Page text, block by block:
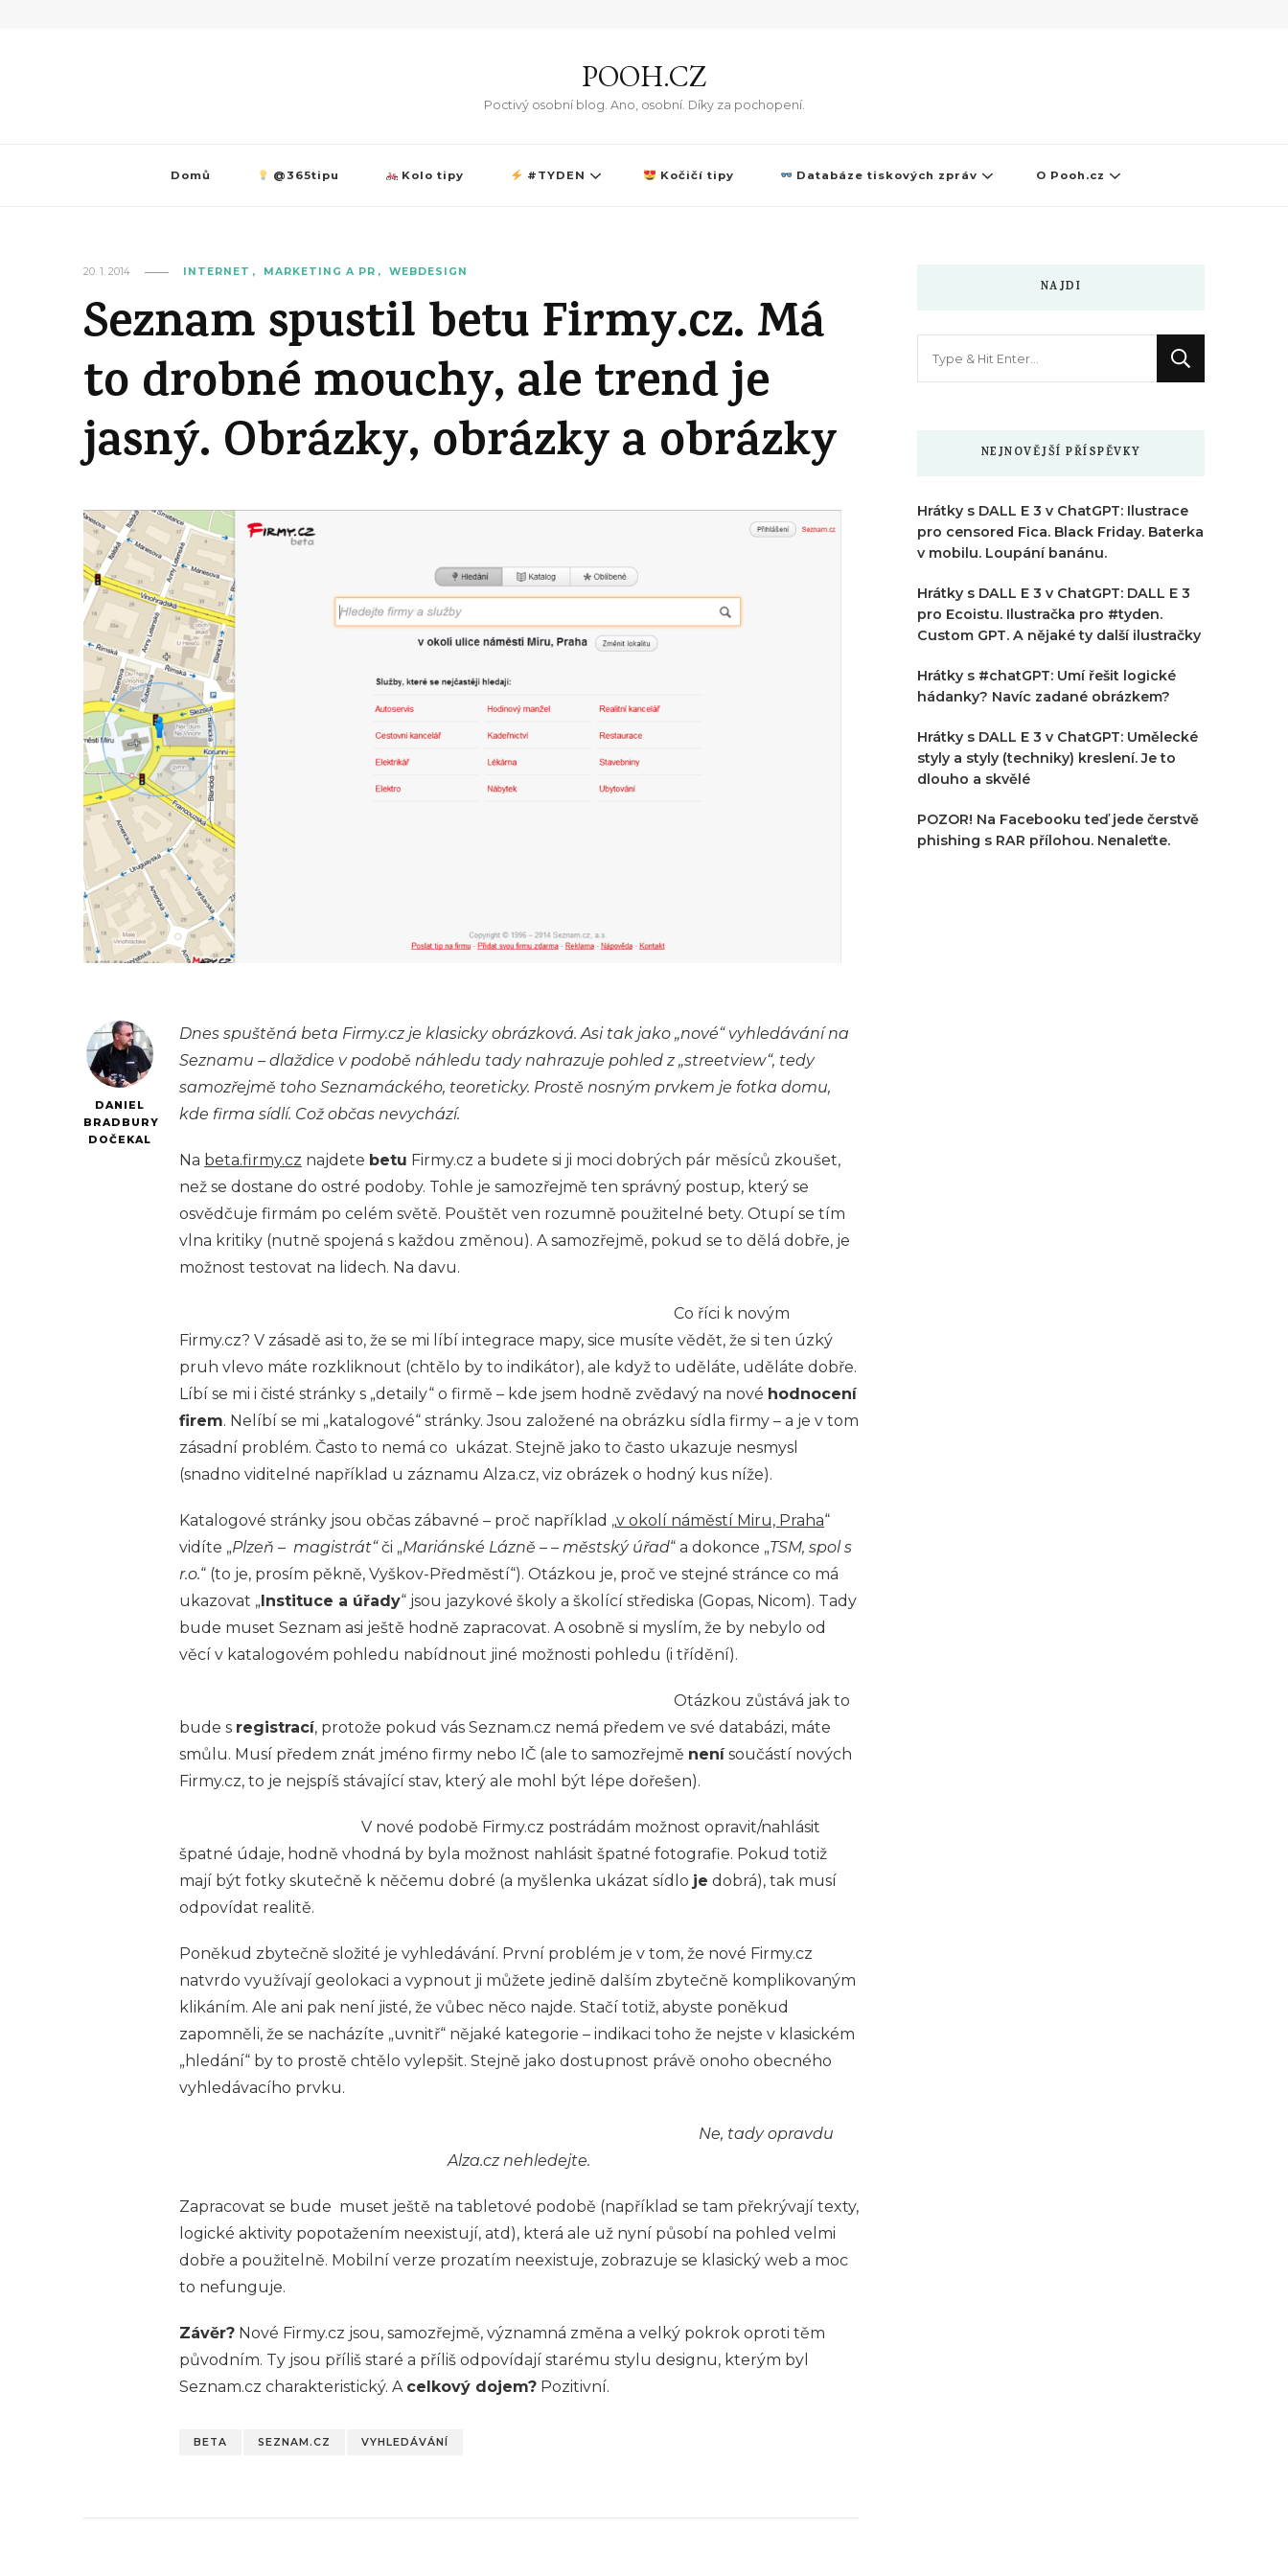
POOH.CZ
Poctivý osobní blog. Ano, osobní. Díky za pochopení.
Domů @365tipu Kolo tipy #TYDEN Kočičí tipy Databáze tiskových zpráv O Pooh.cz
20. 1. 2014 INTERNET MARKETING A PR WEBDESIGN
Seznam spustil betu Firmy.cz. Má
to drobné mouchy, ale trend je
jasný. Obrázky, obrázky a obrázky
DANIEL
BRADBURY
DOČEKAL
Dnes spuštěná beta Firmy.cz je klasicky obrázková. Asi tak jako „nové“ vyhledávání na
Seznamu – dlaždice v podobě náhledu tady nahrazuje pohled z „streetview“, tedy
samozřejmě toho Seznamáckého, teoreticky. Prostě nosným prvkem je fotka domu,
kde firma sídlí. Což občas nevychází.
Na beta.firmy.cz najdete betu Firmy.cz a budete si ji moci dobrých pár měsíců zkoušet,
než se dostane do ostré podoby. Tohle je samozřejmě ten správný postup, který se
osvědčuje firmám po celém světě. Pouštět ven rozumně použitelné bety. Otupí se tím
vlna kritiky (nutně spojená s každou změnou). A samozřejmě, pokud se to dělá dobře, je
možnost testovat na lidech. Na davu.
Co říci k novým
Firmy.cz? V zásadě asi to, že se mi líbí integrace mapy, sice musíte vědět, že si ten úzký
pruh vlevo máte rozkliknout (chtělo by to indikátor), ale když to uděláte, uděláte dobře.
Líbí se mi i čisté stránky s „detaily“ o firmě – kde jsem hodně zvědavý na nové hodnocení
firem. Nelíbí se mi „katalogové“ stránky. Jsou založené na obrázku sídla firmy – a je v tom
zásadní problém. Často to nemá co ukázat. Stejně jako to často ukazuje nesmysl
(snadno viditelné například u záznamu Alza.cz, viz obrázek o hodný kus níže).
Katalogové stránky jsou občas zábavné – proč například „v okolí náměstí Miru, Praha“
vidíte „Plzeň – magistrát“či „Mariánské Lázně – – městský úřad“ a dokonce „TSM, spol s
r.o.“ (to je, prosím pěkně, Vyškov-Předměstí“). Otázkou je, proč ve stejné stránce co má
ukazovat „Instituce a úřady“ jsou jazykové školy a školící střediska (Gopas, Nicom). Tady
bude muset Seznam asi ještě hodně zapracovat. A osobně si myslím, že by nebylo od
věcí v katalogovém pohledu nabídnout jiné možnosti pohledu (i třídění).
Otázkou zůstává jak to
bude s registrací, protože pokud vás Seznam.cz nemá předem ve své databázi, máte
smůlu. Musí předem znát jméno firmy nebo IČ (ale to samozřejmě nenísoučástí nových
Firmy.cz, to je nejspíš stávající stav, který ale mohl být lépe dořešen).
V nové podobě Firmy.cz postrádám možnost opravit/nahlásit
špatné údaje, hodně vhodná by byla možnost nahlásit špatné fotografie. Pokud totiž
mají být fotky skutečně k něčemu dobré (a myšlenka ukázat sídlo je dobrá), tak musí
odpovídat realitě.
Poněkud zbytečně složité je vyhledávání. První problém je v tom, že nové Firmy.cz
natvrdo využívají geolokaci a vypnout ji můžete jedině dalším zbytečně komplikovaným
klikáním. Ale ani pak není jisté, že vůbec něco najde. Stačí totiž, abyste poněkud
zapomněli, že se nacházíte „uvnitř“ nějaké kategorie – indikaci toho že nejste v klasickém
„hledání“ by to prostě chtělo vylepšit. Stejně jako dostupnost právě onoho obecného
vyhledávacího prvku.
Ne, tady opravdu
Alza.cz nehledejte.
Zapracovat se bude muset ještě na tabletové podobě (například se tam překrývají texty,
logické aktivity popotažením neexistují, atd), která ale už nyní působí na pohled velmi
dobře a použitelně. Mobilní verze prozatím neexistuje, zobrazuje se klasický web a moc
to nefunguje.
Závěr? Nové Firmy.cz jsou, samozřejmě, významná změna a velký pokrok oproti těm
původním. Ty jsou příliš staré a příliš odpovídají starému stylu designu, kterým byl
Seznam.cz charakteristický. A celkový dojem? Pozitivní.
BETA SEZNAM.CZ VYHLEDÁVÁNÍ
NAJDI
NEJNOVĚJŠÍ PŘÍSPĚVKY
Hrátky s DALL E 3 v ChatGPT: Ilustrace
pro censored Fica. Black Friday. Baterka
v mobilu. Loupání banánu.
Hrátky s DALL E 3 v ChatGPT: DALL E 3
pro Ecoistu. Ilustračka pro #tyden.
Custom GPT. A nějaké ty další ilustračky
Hrátky s #chatGPT: Umí řešit logické
hádanky? Navíc zadané obrázkem?
Hrátky s DALL E 3 v ChatGPT: Umělecké
styly a styly (techniky) kreslení. Je to
dlouho a skvělé
POZOR! Na Facebooku teď jede čerstvě
phishing s RAR přílohou. Nenaleťte.